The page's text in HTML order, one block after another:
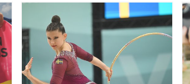
- med stöd av evidens och data - som en
del av kvalitetsarbetet. Att gå från att
känna till att veta. Det är logiskt, eftersom
forskning visat att av de saker rektor kan
påverka på sin skola är det
undervisningens kvalitet som har störst
påverkan på studiero, motivation och
lärande.